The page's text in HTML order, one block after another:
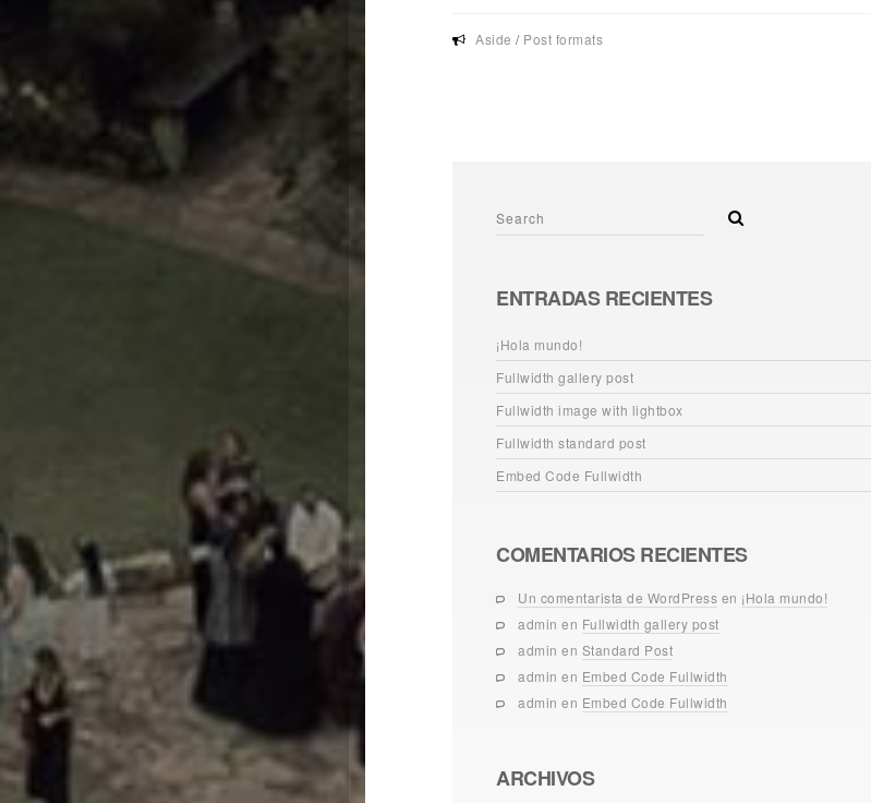
Aside / Post formats
ENTRADAS RECIENTES
¡Hola mundo!
Fullwidth gallery post
Fullwidth image with lightbox
Fullwidth standard post
Embed Code Fullwidth
COMENTARIOS RECIENTES
Un comentarista de WordPress en ¡Hola mundo!
admin en Fullwidth gallery post
admin en Standard Post
admin en Embed Code Fullwidth
admin en Embed Code Fullwidth
ARCHIVOS